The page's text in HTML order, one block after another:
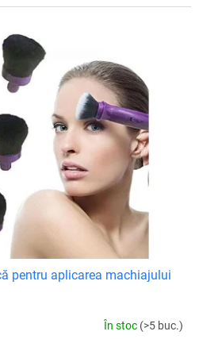
pentru aplicarea machiajului
În stoc (>5 buc.)